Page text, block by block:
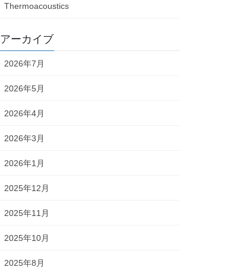
Thermoacoustics
アーカイブ
2026年7月
2026年5月
2026年4月
2026年3月
2026年1月
2025年12月
2025年11月
2025年10月
2025年8月